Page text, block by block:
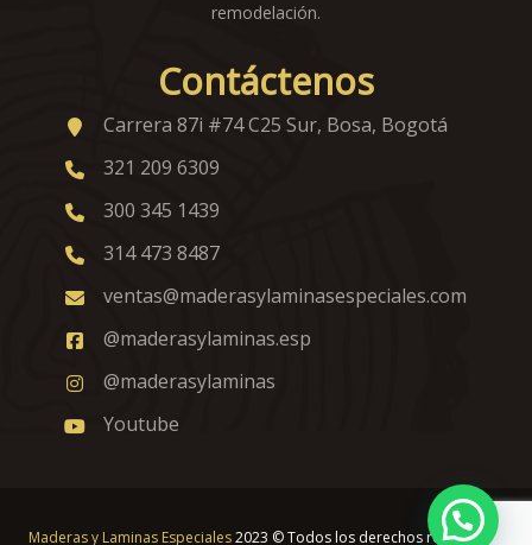
remodelación.
Contáctenos
Carrera 87i #74 C25 Sur, Bosa, Bogotá
321 209 6309
300 345 1439
314 473 8487
ventas@maderasylaminasespeciales.com
@maderasylaminas.esp
@maderasylaminas
Youtube
Maderas y Laminas Especiales2023 © Todos los derechos reservados